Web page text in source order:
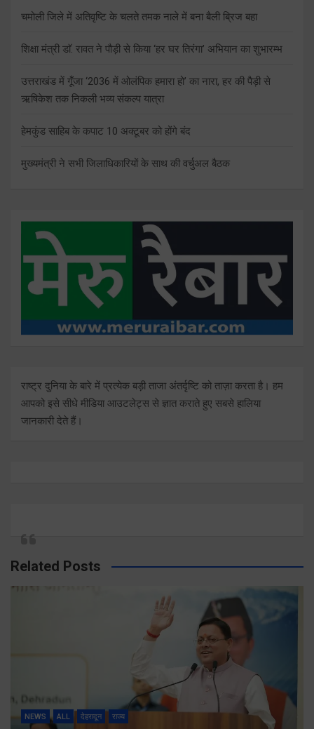
चमोली जिले में अतिवृष्टि के चलते तमक नाले में बना बैली ब्रिज बहा
शिक्षा मंत्री डाॅ. रावत ने पौड़ी से किया ‘हर घर तिरंगा’ अभियान का शुभारम्भ
उत्तराखंड में गूँजा ‘2036 में ओलंपिक हमारा हो’ का नारा, हर की पैड़ी से
ऋषिकेश तक निकली भव्य संकल्प यात्रा
हेमकुंड साहिब के कपाट 10 अक्टूबर को होंगे बंद
मुख्यमंत्री ने सभी जिलाधिकारियों के साथ की वर्चुअल बैठक
राष्ट्र दुनिया के बारे में प्रत्येक बड़ी ताजा अंतर्दृष्टि को ताज़ा करता है। हम
आपको इसे सीधे मीडिया आउटलेट्स से ज्ञात कराते हुए सबसे हालिया
जानकारी देते हैं।
Related Posts
NEWS ALL देहरादून राज्य